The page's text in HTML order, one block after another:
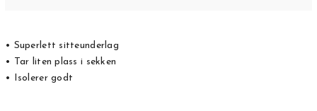
• Superlett sitteunderlag
• Tar liten plass i sekken
• Isolerer godt